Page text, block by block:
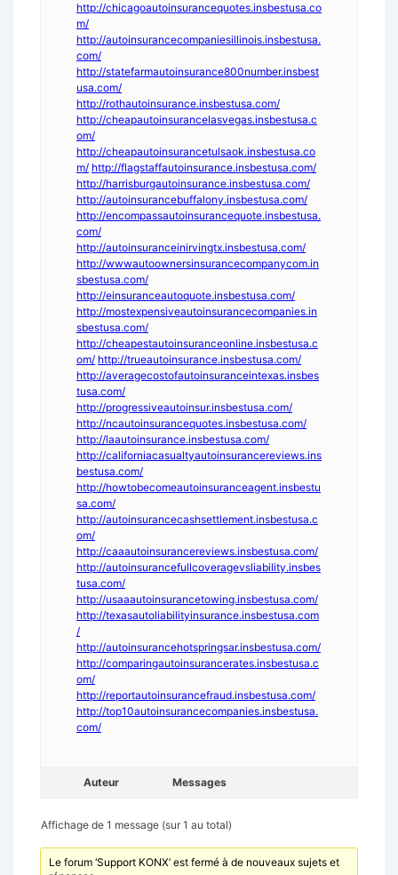
http://chicagoautoinsurancequotes.insbestusa.co
m/
http://autoinsurancecompaniesillinois.insbestusa.
com/
http://statefarmautoinsurance800number.insbest
usa.com/
http://rothautoinsurance.insbestusa.com/
http://cheapautoinsurancelasvegas.insbestusa.c
om/
http://cheapautoinsurancetulsaok.insbestusa.co
m/ http://flagstaffautoinsurance.insbestusa.com/
http://harrisburgautoinsurance.insbestusa.com/
http://autoinsurancebuffalony.insbestusa.com/
http://encompassautoinsurancequote.insbestusa.
com/
http://autoinsuranceinirvingtx.insbestusa.com/
http://wwwautoownersinsurancecompanycom.in
sbestusa.com/
http://einsuranceautoquote.insbestusa.com/
http://mostexpensiveautoinsurancecompanies.in
sbestusa.com/
http://cheapestautoinsuranceonline.insbestusa.c
om/ http://trueautoinsurance.insbestusa.com/
http://averagecostofautoinsuranceintexas.insbes
tusa.com/
http://progressiveautoinsur.insbestusa.com/
http://ncautoinsurancequotes.insbestusa.com/
http://laautoinsurance.insbestusa.com/
http://californiacasualtyautoinsurancereviews.ins
bestusa.com/
http://howtobecomeautoinsuranceagent.insbestu
sa.com/
http://autoinsurancecashsettlement.insbestusa.c
om/
http://caaautoinsurancereviews.insbestusa.com/
http://autoinsurancefullcoveragevsliability.insbes
tusa.com/
http://usaaautoinsurancetowing.insbestusa.com/
http://texasautoliabilityinsurance.insbestusa.com
/
http://autoinsurancehotspringsar.insbestusa.com/
http://comparingautoinsurancerates.insbestusa.c
om/
http://reportautoinsurancefraud.insbestusa.com/
http://top10autoinsurancecompanies.insbestusa.
com/
Auteur Messages
Affichage de 1 message (sur 1 au total)
Le forum ‘Support KONX’ est fermé à de nouveaux sujets et